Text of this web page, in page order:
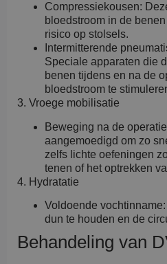
Compressiekousen:
bloedstroom in de
risico op stolsels.
Intermitterende
Speciale apparaten die
benen tijdens en na de
bloedstroom te
3. Vroege mobilisatie
Beweging na de
aangemoedigd om zo
zelfs lichte oefeningen
tenen of het optrekken
4. Hydratatie
Voldoende
dun te houden en de
Behandeling van